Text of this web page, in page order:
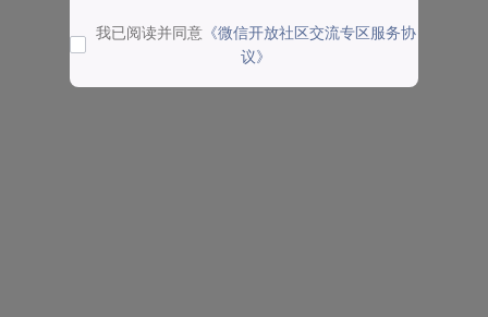
我已阅读并同意 《微信开放社区交流专区服务协
议》